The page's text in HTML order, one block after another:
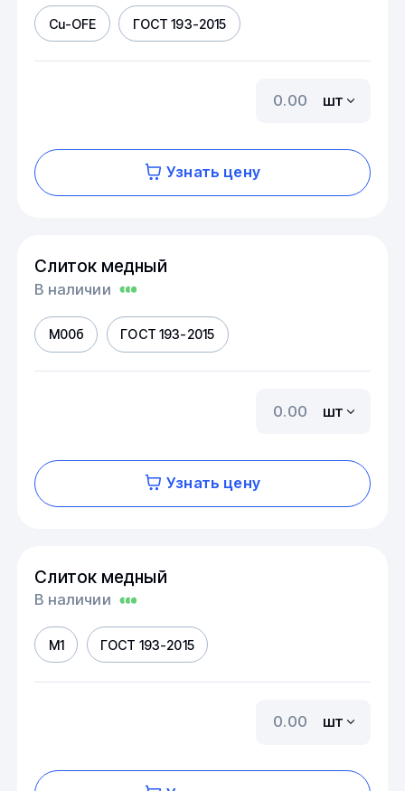
Cu-OFE ГОСТ 193-2015
шт
Узнать цену
Слиток медный
В наличии
М00б ГОСТ 193-2015
шт
Узнать цену
Слиток медный
В наличии
М1 ГОСТ 193-2015
шт